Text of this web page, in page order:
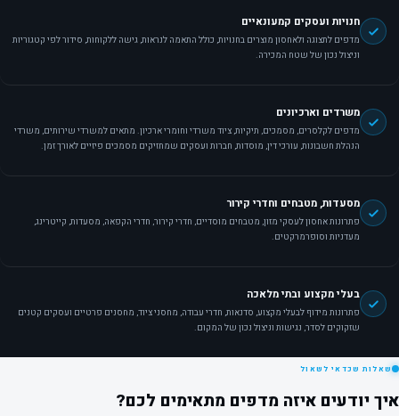
חנויות ועסקים קמעונאיים
מדפים לתצוגה ולאחסון מוצרים בחנויות, כולל התאמה לנראות, גישה ללקוחות, סידור לפי קטגוריות
וניצול נכון של שטח המכירה.
משרדים וארכיונים
מדפים לקלסרים, מסמכים, תיקיות, ציוד משרדי וחומרי ארכיון. מתאים למשרדי שירותים, משרדי
הנהלת חשבונות, עורכי דין, מוסדות, חברות ועסקים שמחזיקים מסמכים פיזיים לאורך זמן.
מסעדות, מטבחים וחדרי קירור
פתרונות אחסון לעסקי מזון, מטבחים מוסדיים, חדרי קירור, חדרי הקפאה, מסעדות, קייטרינג,
מעדניות וסופרמרקטים.
בעלי מקצוע ובתי מלאכה
פתרונות מידוף לבעלי מקצוע, סדנאות, חדרי עבודה, מחסני ציוד, מחסנים פרטיים ועסקים קטנים
שזקוקים לסדר, נגישות וניצול נכון של המקום.
שאלות שכדאי לשאול
איך יודעים איזה מדפים מתאימים לכם?